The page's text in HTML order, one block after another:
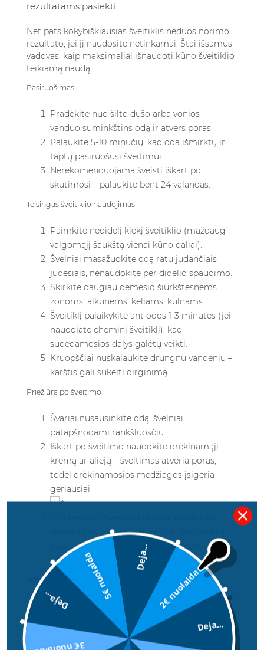
rezultatams pasiekti
Net pats kokybiškiausias šveitiklis neduos norimo
rezultato, jei jį naudosite netinkamai. Štai išsamus
vadovas, kaip maksimaliai išnaudoti kūno šveitiklio
teikiamą naudą.
Pasiruošimas
Pradėkite nuo šilto dušo arba vonios –
vanduo suminkštins odą ir atvers poras.
Palaukite 5-10 minučių, kad oda išmirktų ir
taptų pasiruošusi šveitimui.
Nerekomenduojama šveisti iškart po
skutimosi – palaukite bent 24 valandas.
Teisingas šveitiklio naudojimas
Paimkite nedidelį kiekį šveitiklio (maždaug
valgomąjį šaukštą vienai kūno daliai).
Švelniai masažuokite odą ratu judančiais
judesiais, nenaudokite per didelio spaudimo.
Skirkite daugiau dėmesio šiurkštesnėms
zonoms: alkūnėms, keliams, kulnams.
Šveitiklį palaikykite ant odos 1-3 minutes (jei
naudojate cheminį šveitiklį), kad
sudedamosios dalys galėtų veikti.
Kruopščiai nuskalaukite drungnu vandeniu –
karštis gali sukelti dirginimą.
Priežiūra po šveitimo
Švariai nusausinkite odą, švelniai
patapšnodami rankšluosčiu.
Iškart po šveitimo naudokite drėkinamąjį
kremą ar aliejų – šveitimas atveria poras,
todėl drėkinamosios medžiagos įsigeria
geriausiai.
apsaugą nuo saulės, net jei nenusimatoma
būti lauke – oda tampa jautresnė UV
spinduliams.
Naudojimo dažnumas
Normali oda– 1-2 kartus per savaitę
Sausa, jautri oda
– kartą per 7-10 dienų
Riebi, probleminė oda– iki 2-3 kartų per
2€ nuolaida
Deja...
Deja... 5€ nuolaida Deja...